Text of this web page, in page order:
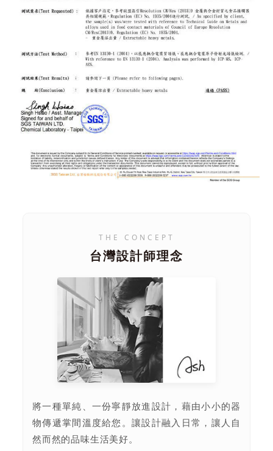
THE CONCEPT
台灣設計師理念
將一種單純、一份寧靜放進設計，藉由小小的器
物傳遞掌間溫度給您。讓設計融入日常，讓人自
然而然的品味生活美好。